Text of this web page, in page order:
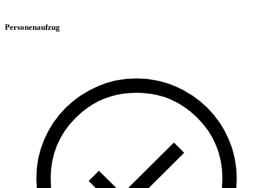
Personenaufzug